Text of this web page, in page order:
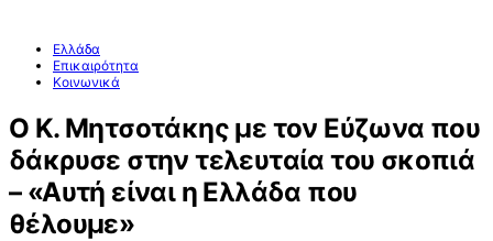
Ελλάδα
Επικαιρότητα
Κοινωνικά
Ο Κ. Μητσοτάκης με τον Εύζωνα που
δάκρυσε στην τελευταία του σκοπιά
– «Αυτή είναι η Ελλάδα που
θέλουμε»